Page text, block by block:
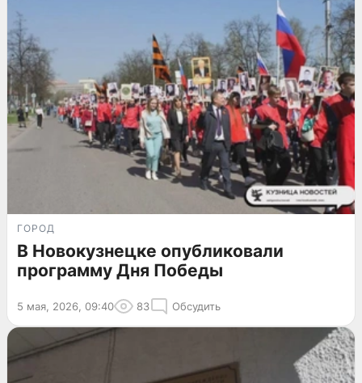
ГОРОД
В Новокузнецке опубликовали
программу Дня Победы
5 мая, 2026, 09:40 83 Обсудить